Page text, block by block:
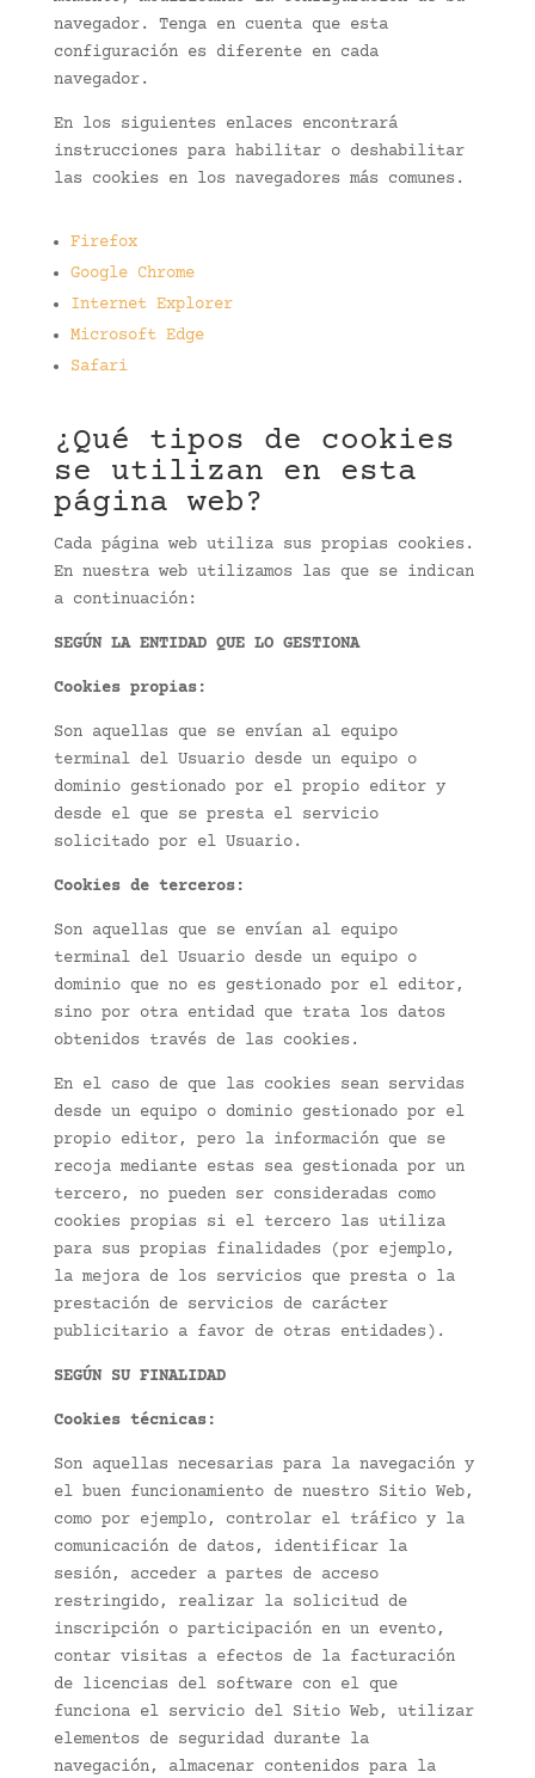
navegador. Tenga en cuenta que esta
configuración es diferente en cada
navegador.
En los siguientes enlaces encontrará
instrucciones para habilitar o deshabilitar
las cookies en los navegadores más comunes.
Firefox
Google Chrome
Internet Explorer
Microsoft Edge
Safari
¿Qué tipos de cookies
se utilizan en esta
página web?
Cada página web utiliza sus propias cookies.
En nuestra web utilizamos las que se indican
a continuación:
SEGÚN LA ENTIDAD QUE LO GESTIONA
Cookies propias:
Son aquellas que se envían al equipo
terminal del Usuario desde un equipo o
dominio gestionado por el propio editor y
desde el que se presta el servicio
solicitado por el Usuario.
Cookies de terceros:
Son aquellas que se envían al equipo
terminal del Usuario desde un equipo o
dominio que no es gestionado por el editor,
sino por otra entidad que trata los datos
obtenidos través de las cookies.
En el caso de que las cookies sean servidas
desde un equipo o dominio gestionado por el
propio editor, pero la información que se
recoja mediante estas sea gestionada por un
tercero, no pueden ser consideradas como
cookies propias si el tercero las utiliza
para sus propias finalidades (por ejemplo,
la mejora de los servicios que presta o la
prestación de servicios de carácter
publicitario a favor de otras entidades).
SEGÚN SU FINALIDAD
Cookies técnicas:
Son aquellas necesarias para la navegación y
el buen funcionamiento de nuestro Sitio Web,
como por ejemplo, controlar el tráfico y la
comunicación de datos, identificar la
sesión, acceder a partes de acceso
restringido, realizar la solicitud de
inscripción o participación en un evento,
contar visitas a efectos de la facturación
de licencias del software con el que
funciona el servicio del Sitio Web, utilizar
elementos de seguridad durante la
navegación, almacenar contenidos para la